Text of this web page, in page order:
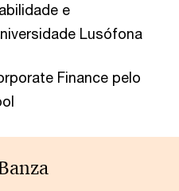
e
Lusófona
Finance pelo